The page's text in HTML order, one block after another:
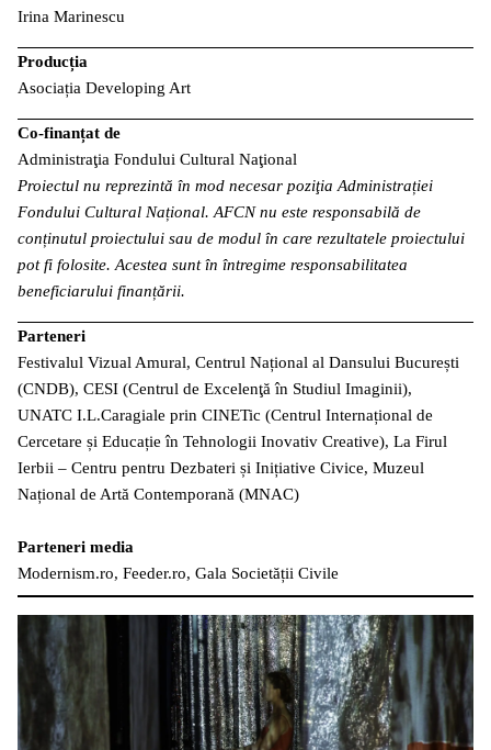
Irina Marinescu
Producția
Asociația Developing Art
Co-finanțat de
Administraţia Fondului Cultural Naţional
Proiectul nu reprezintă în mod necesar poziţia Administrației
Fondului Cultural Național. AFCN nu este responsabilă de
conținutul proiectului sau de modul în care rezultatele proiectului
pot fi folosite. Acestea sunt în întregime responsabilitatea
beneficiarului finanțării.
Parteneri
Festivalul Vizual Amural, Centrul Național al Dansului București
(CNDB), CESI (Centrul de Excelenţă în Studiul Imaginii),
UNATC I.L.Caragiale prin CINETic (Centrul Internațional de
Cercetare și Educație în Tehnologii Inovativ Creative), La Firul
Ierbii – Centru pentru Dezbateri și Inițiative Civice, Muzeul
Național de Artă Contemporană (MNAC)
Parteneri media
Modernism.ro, Feeder.ro, Gala Societății Civile